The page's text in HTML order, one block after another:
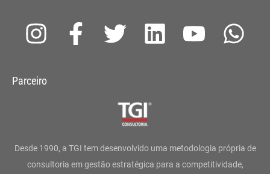
I
s
g
r
F
a
o
o
T
t
e
r
L
d
i
Y
b
e
W
a
p
Parceiro
Desde 1990, a TGI tem desenvolvido uma metodologia própria de
consultoria em gestão estratégica para a competitividade,